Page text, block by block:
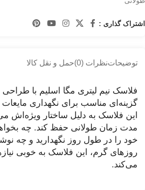
اشتراک گذاری :
توضیحاتنظرات (0) حمل و نقل کالا
فلاسک نیم لیتری مگا اسلیم با
گزینه‌ای مناسب برای نگهداری
این فلاسک به دلیل ساختار ویژه‌اش
مدت زمان طولانی حفظ کند. چه
خود را در طول روز نگهدارید و چه
روزهای گرم، این فلاسک به خوبی
می‌کند.